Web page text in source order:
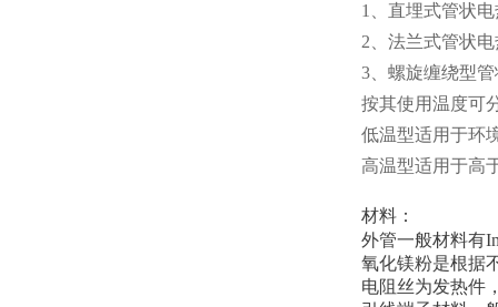
1、直埋式管状
2、法兰式管状
3、螺旋缠绕型
按其使用温度可
低温型适用于环
高温型适用于高
材料：
外管一般材料有
氧化镁粉是根据
电阻丝为发热件